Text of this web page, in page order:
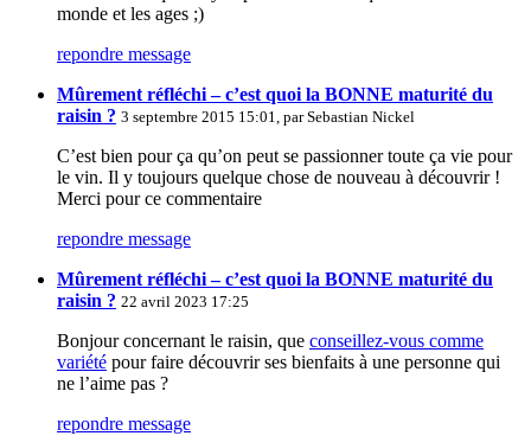
monde et les ages ;)
repondre message
Mûrement réfléchi – c’est quoi la BONNE maturité du
raisin ? 3 septembre 2015 15:01, parSebastian Nickel
C’est bien pour ça qu’on peut se passionner toute ça vie pour
le vin. Il y toujours quelque chose de nouveau à découvrir !
Merci pour ce commentaire
repondre message
Mûrement réfléchi – c’est quoi la BONNE maturité du
raisin ? 22 avril 2023 17:25
Bonjour concernant le raisin, que conseillez-vous comme
variété pour faire découvrir ses bienfaits à une personne qui
ne l’aime pas ?
repondre message